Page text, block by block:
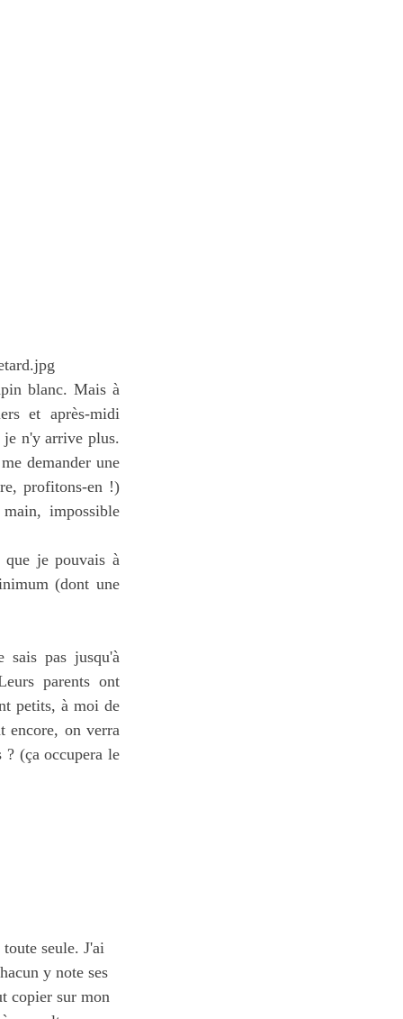
blanc. Mais à
et après-midi
je n'y arrive plus.
demander une
profitons-en !)
impossible
que je pouvais à
(dont une
sais pas jusqu'à
parents ont
petits, à moi de
encore, on verra
(ça occupera le
seule. J'ai
y note ses
copier sur mon